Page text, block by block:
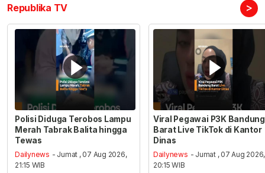
Republika TV >
Polisi Diduga Terobos Lampu
Merah Tabrak Balita hingga
Tewas
Dailynews - Jumat , 07 Aug 2026,
21:15 WIB
Viral Pegawai P3K Bandung
Barat Live TikTok di Kantor
Dinas
Dailynews - Jumat , 07 Aug 2026,
20:15 WIB